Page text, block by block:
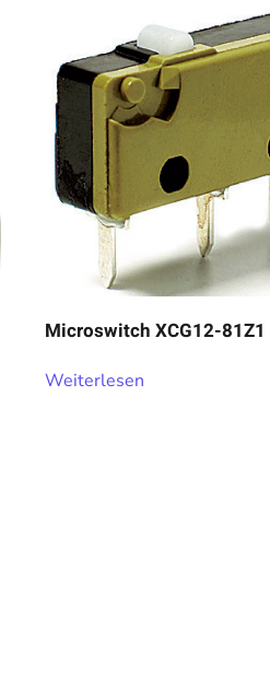
Microswitch XCG12-81Z1
Weiterlesen